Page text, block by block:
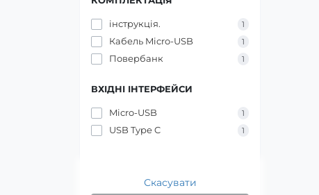
інструкція. 1
Кабель Micro-USB 1
Повербанк 1
ВХІДНІ ІНТЕРФЕЙСИ
Micro-USB 1
USB Type C 1
Скасувати